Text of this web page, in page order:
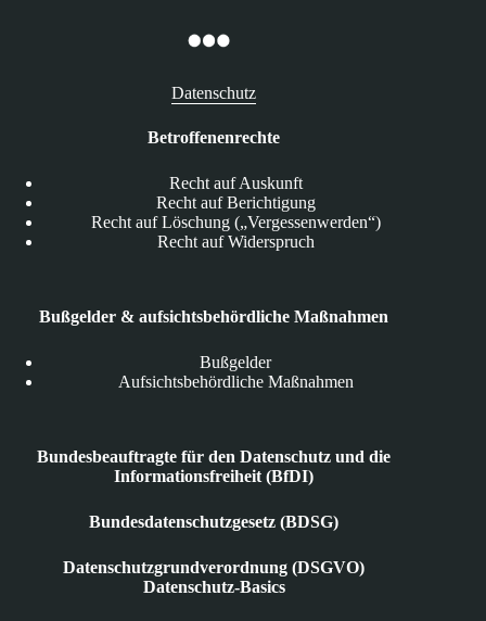
Datenschutz
Betroffenenrechte
Recht auf Auskunft
Recht auf Berichtigung
Recht auf Löschung („Vergessenwerden“)
Recht auf Widerspruch
Bußgelder & aufsichtsbehördliche Maßnahmen
Bußgelder
Aufsichtsbehördliche Maßnahmen
Bundesbeauftragte für den Datenschutz und die
Informationsfreiheit (BfDI)
Bundesdatenschutzgesetz (BDSG)
Datenschutzgrundverordnung (DSGVO)
Datenschutz-Basics